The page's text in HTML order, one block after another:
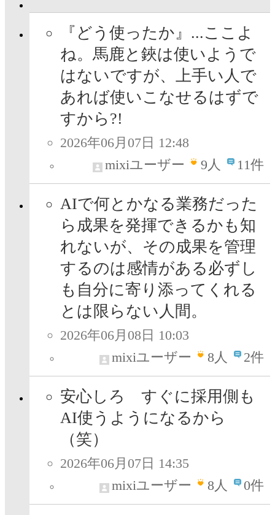
『どう使ったか』...ここよ
ね。馬鹿と鋏は使いようで
はないですが、上手い人で
あれば使いこなせるはずで
すから?!
2026年06月07日 12:48
mixiユーザー
9人 11件
AIで何とかなる業務だった
ら成果を発揮できるかも知
れないが、その成果を管理
するのは感情がある必ずし
も自分に寄り添ってくれる
とは限らない人間。
2026年06月08日 10:03
mixiユーザー
8人 2件
安心しろ すぐに採用側も
AI使うようになるから
（笑）
2026年06月07日 14:35
mixiユーザー
8人 0件